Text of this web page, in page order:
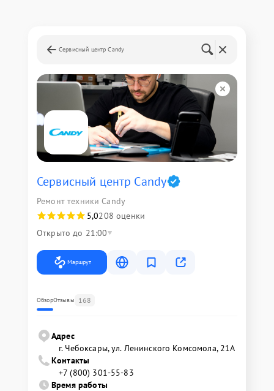
Сервисный центр Candy
Сервисный центр Candy
Ремонт техники Candy
5,0208 оценки
Открыто до 21:00
Маршрут
ОбзорОтзывы 168
Адрес
г. Чебоксары, ул. Ленинского Комсомола, 21А
Контакты
+7 (800) 301-55-83
Время работы